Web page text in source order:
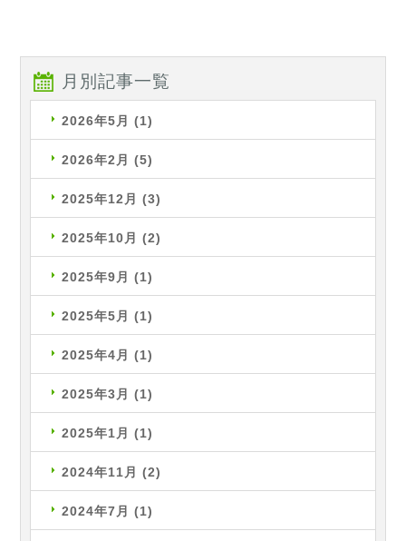
月別記事一覧
2026年5月 (1)
2026年2月 (5)
2025年12月 (3)
2025年10月 (2)
2025年9月 (1)
2025年5月 (1)
2025年4月 (1)
2025年3月 (1)
2025年1月 (1)
2024年11月 (2)
2024年7月 (1)